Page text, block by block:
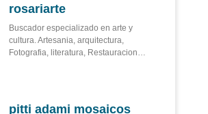
rosariarte
Buscador especializado en arte y
cultura. Artesania, arquitectura,
Fotografia, literatura, Restauracion…
pitti adami mosaicos